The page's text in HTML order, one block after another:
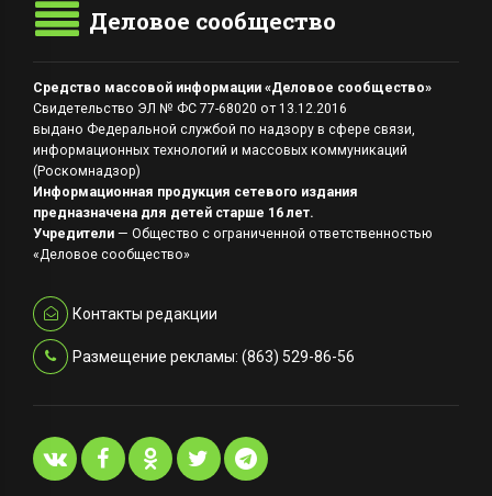
Деловое сообщество
Средство массовой информации «Деловое сообщество»
Свидетельство ЭЛ № ФС 77-68020 от 13.12.2016
выдано Федеральной службой по надзору в сфере связи,
информационных технологий и массовых коммуникаций
(Роскомнадзор)
Информационная продукция сетевого издания
предназначена для детей старше 16 лет.
Учредители — Общество с ограниченной ответственностью
«Деловое сообщество»
Контакты редакции
Размещение рекламы: (863) 529-86-56